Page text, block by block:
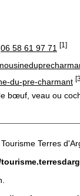
06 58 61 97 71 [1]
du-pre-charmant
bœuf, veau ou
Terres